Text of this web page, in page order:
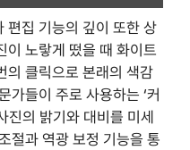
편집 기능의 깊이 또한 상
이 노랗게 떴을 때 화이트
의 클릭으로 본래의 색감
가들이 주로 사용하는 ‘커
의 밝기와 대비를 미세
절과 역광 보정 기능을 통